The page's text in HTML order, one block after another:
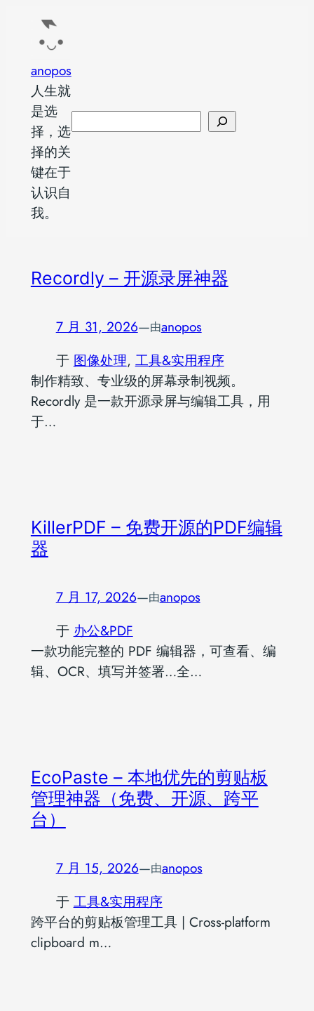
anopos
人生就
是选
择，选
择的关
键在于
认识自
我。
索
Recordly – 开源录屏神器
7 月 31, 2026—由anopos
于 图像处理, 工具&实用程序
制作精致、专业级的屏幕录制视频。
Recordly 是一款开源录屏与编辑工具，用
于…
KillerPDF – 免费开源的PDF编辑
器
7 月 17, 2026—由anopos
于 办公&PDF
一款功能完整的 PDF 编辑器，可查看、编
辑、OCR、填写并签署…全…
EcoPaste – 本地优先的剪贴板
管理神器（免费、开源、跨平
台）
7 月 15, 2026—由anopos
于 工具&实用程序
跨平台的剪贴板管理工具 | Cross-platform
clipboard m…